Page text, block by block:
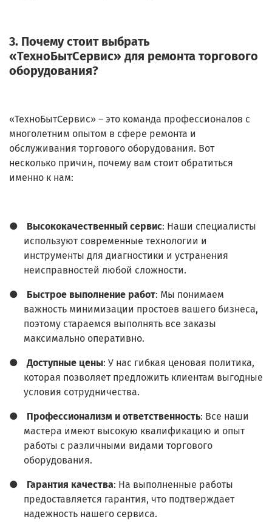
3. Почему стоит выбрать
«ТехноБытСервис» для ремонта торгового
оборудования?
«ТехноБытСервис» – это команда профессионалов с
многолетним опытом в сфере ремонта и
обслуживания торгового оборудования. Вот
несколько причин, почему вам стоит обратиться
именно к нам:
● Высококачественный сервис: Наши специалисты
используют современные технологии и
инструменты для диагностики и устранения
неисправностей любой сложности.
● Быстрое выполнение работ: Мы понимаем
важность минимизации простоев вашего бизнеса,
поэтому стараемся выполнять все заказы
максимально оперативно.
● Доступные цены: У нас гибкая ценовая политика,
которая позволяет предложить клиентам выгодные
условия сотрудничества.
● Профессионализм и ответственность: Все наши
мастера имеют высокую квалификацию и опыт
работы с различными видами торгового
оборудования.
● Гарантия качества: На выполненные работы
предоставляется гарантия, что подтверждает
надежность нашего сервиса.